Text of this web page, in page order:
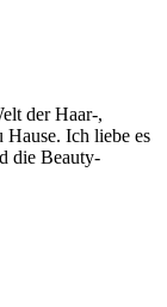
der Haar-,
Ich liebe es
die Beauty-